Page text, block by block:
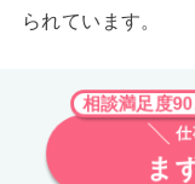
られています。
相談満足度
仕
ま